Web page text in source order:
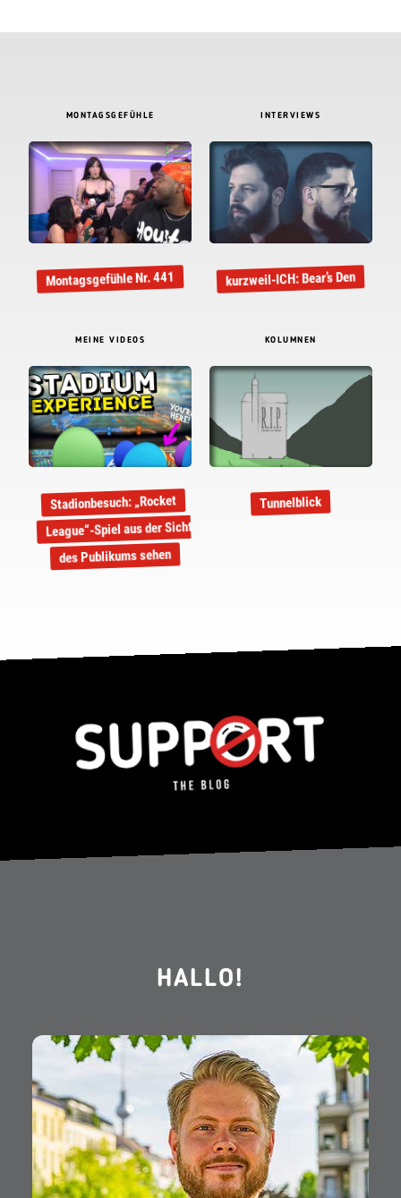
MONTAGSGEFÜHLE
Montagsgefühle Nr. 441
INTERVIEWS
kurzweil-ICH: Bear’s Den
MEINE VIDEOS
Stadionbesuch: „Rocket
League“-Spiel aus der Sicht
des Publikums sehen
KOLUMNEN
Tunnelblick
HALLO!